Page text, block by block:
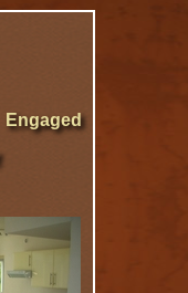
Engaged